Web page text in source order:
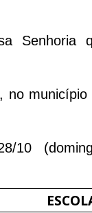
Senhoria
município
10